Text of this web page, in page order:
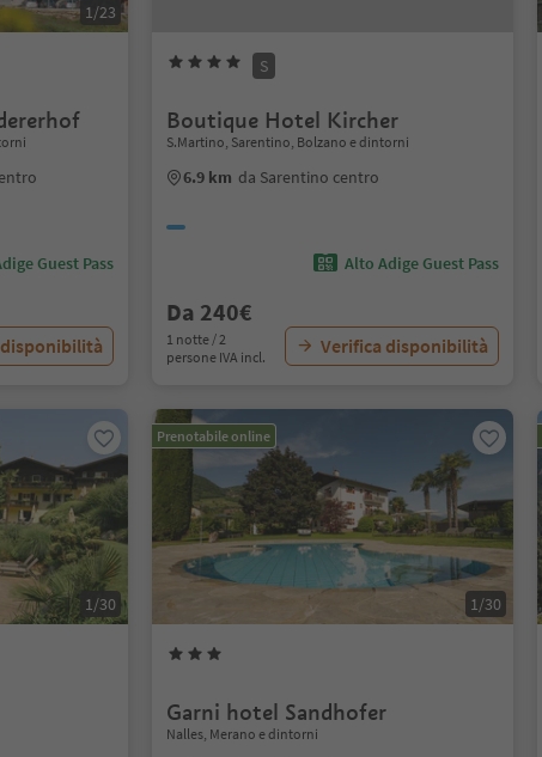
1/23
Guest Pass
S
Boutique Hotel Kircher
S.Martino, Sarentino, Bolzano e dintorni
6.9 km da Sarentino centro
Alto Adige Guest Pass
Da 240€
1 notte / 2
persone IVA incl.
Verifica disponibilità
1/30
Prenotabile online
1/30
Garni hotel Sandhofer
Nalles, Merano e dintorni